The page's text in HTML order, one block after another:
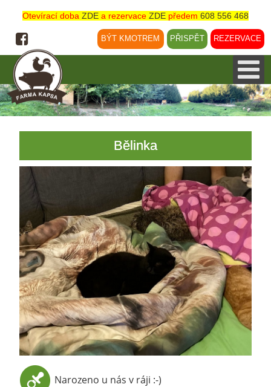
Otevírací doba ZDE a rezervace ZDE předem 608 556 468
REZERVACE
PŘISPĚT
BÝT KMOTREM
Bělinka
Narozeno u nás v ráji :-)